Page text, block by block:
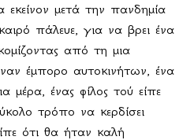
μετά την πανδημία
πάλευε, για να βρει ένα
από τη μια
έμπορο αυτοκινήτων, ένα
μέρα, ένας φίλος τού είπε
τρόπο να κερδίσει
ότι θα ήταν καλή